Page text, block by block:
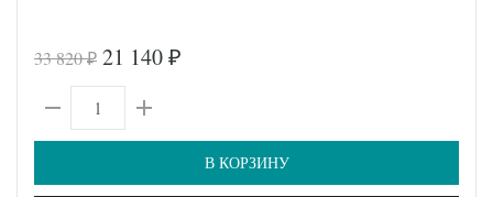
33 820₽ 21 140 ₽
В КОРЗИНУ